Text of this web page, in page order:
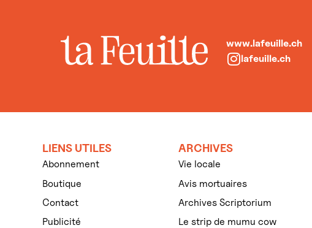
www.lafeuille.ch
lafeuille.ch
LIENS UTILES
Abonnement
Boutique
Contact
Publicité
ARCHIVES
Vie locale
Avis mortuaires
Archives Scriptorium
Le strip de mumu cow